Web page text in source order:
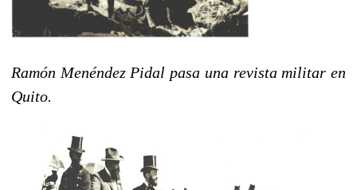
Ramón Menéndez Pidal pasa una revista militar en
Quito.